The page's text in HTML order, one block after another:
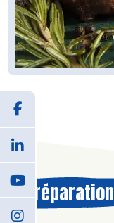
Préparation